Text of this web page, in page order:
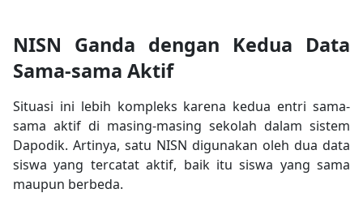
NISN Ganda dengan Kedua Data
Sama-sama Aktif
Situasi ini lebih kompleks karena kedua entri sama-
sama aktif di masing-masing sekolah dalam sistem
Dapodik. Artinya, satu NISN digunakan oleh dua data
siswa yang tercatat aktif, baik itu siswa yang sama
maupun berbeda.